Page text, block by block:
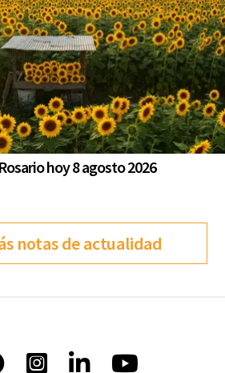
hoy 8 agosto 2026
notas de actualidad